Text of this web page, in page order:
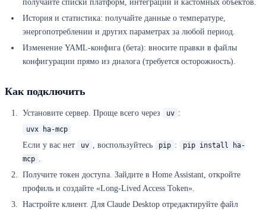
получайте списки платформ, интеграций и кастомных объектов.
История и статистика: получайте данные о температуре,
энергопотреблении и других параметрах за любой период.
Изменение YAML-конфига (бета): вносите правки в файлы
конфигурации прямо из диалога (требуется осторожность).
Как подключить
Установите сервер. Проще всего через uv :
uvx ha-mcp
Если у вас нет uv , воспользуйтесь pip :
pip install ha-
mcp .
Получите токен доступа. Зайдите в Home Assistant, откройте
профиль и создайте «Long-Lived Access Token».
Настройте клиент. Для Claude Desktop отредактируйте файл